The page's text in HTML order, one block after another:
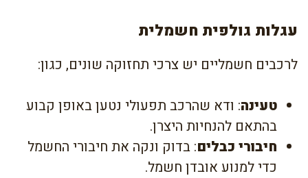
עגלות גולפית חשמלית
לרכבים חשמליים יש צרכי תחזוקה שונים, כגון:
טעינה: ודא שהרכב תפעולי נטען באופן קבוע
בהתאם להנחיות היצרן.
חיבורי כבלים: בדוק ונקה את חיבורי החשמל
כדי למנוע אובדן חשמל.